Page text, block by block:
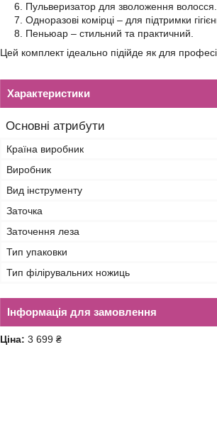
Пульверизатор для зволоження волосся.
Одноразові комірці – для підтримки
Пеньюар – стильний та практичний.
Цей комплект ідеально підійде як для
Характеристики
Основні атрибути
Країна виробник
Виробник
Вид інструменту
Заточка
Заточення леза
Тип упаковки
Тип філірувальних ножиць
Інформація для замовлення
Ціна: 3 699 ₴